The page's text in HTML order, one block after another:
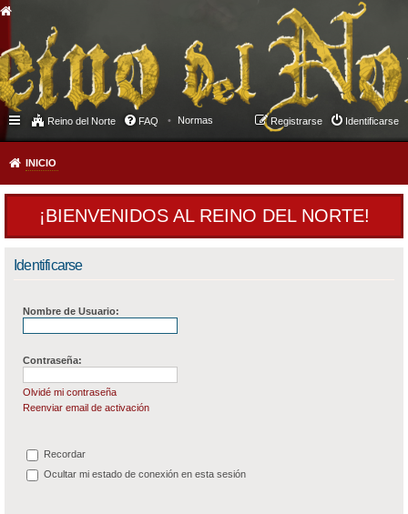
Reino del Norte FAQ Normas Identificarse
Registrarse
INICIO
¡BIENVENIDOS AL REINO DEL NORTE!
Identificarse
Nombre de Usuario:
Contraseña:
Olvidé mi contraseña
Reenviar email de activación
Recordar
Ocultar mi estado de conexión en esta sesión